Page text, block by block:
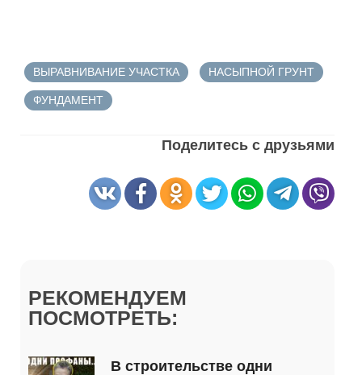
ВЫРАВНИВАНИЕ УЧАСТКА НАСЫПНОЙ ГРУНТ
ФУНДАМЕНТ
Поделитесь с друзьями
РЕКОМЕНДУЕМ
ПОСМОТРЕТЬ:
В строительстве одни